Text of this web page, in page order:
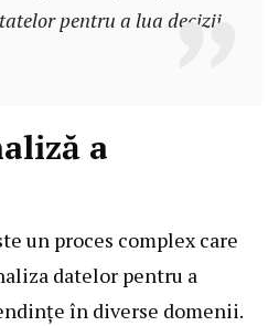
pentru a lua decizii
a
un proces complex care
datelor pentru a
în diverse domenii.